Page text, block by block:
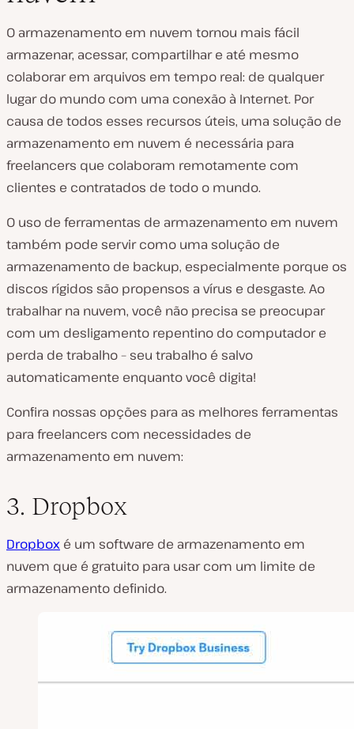
O armazenamento em nuvem tornou mais fácil
armazenar, acessar, compartilhar e até mesmo
colaborar em arquivos em tempo real: de qualquer
lugar do mundo com uma conexão à Internet. Por
causa de todos esses recursos úteis, uma solução de
armazenamento em nuvem é necessária para
freelancers que colaboram remotamente com
clientes e contratados de todo o mundo.
O uso de ferramentas de armazenamento em nuvem
também pode servir como uma solução de
armazenamento de backup, especialmente porque os
discos rígidos são propensos a vírus e desgaste. Ao
trabalhar na nuvem, você não precisa se preocupar
com um desligamento repentino do computador e
perda de trabalho – seu trabalho é salvo
automaticamente enquanto você digita!
Confira nossas opções para as melhores ferramentas
para freelancers com necessidades de
armazenamento em nuvem:
3. Dropbox
Dropbox é um software de armazenamento em
nuvem que é gratuito para usar com um limite de
armazenamento definido.